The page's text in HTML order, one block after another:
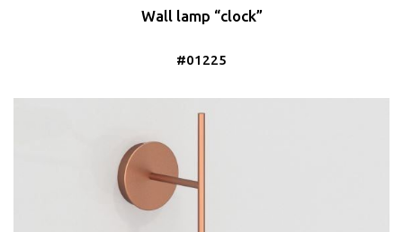
Wall lamp “clock”
#01225